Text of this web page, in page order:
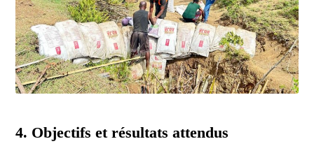
4. Objectifs et résultats attendus